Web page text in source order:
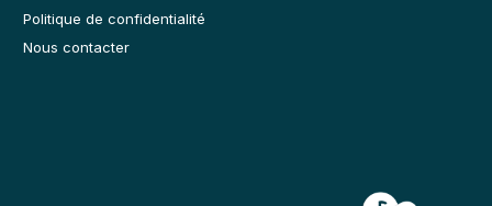
Politique de confidentialité
Nous contacter